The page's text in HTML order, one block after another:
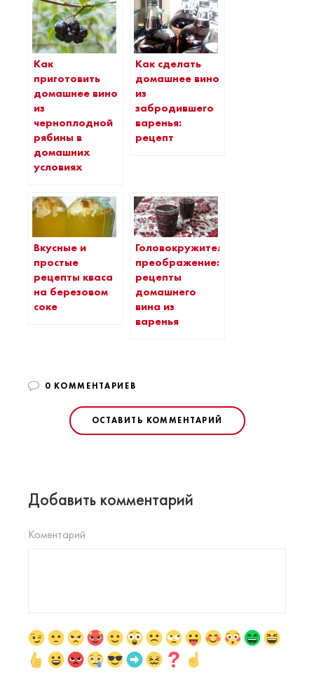
Как
приготовить
домашнее вино
из
черноплодной
рябины в
домашних
условиях
Как сделать
домашнее вино
из
забродившего
варенья:
рецепт
Вкусные и
простые
рецепты кваса
на березовом
соке
Головокружительное
преображение:
рецепты
домашнего
вина из
варенья
0 КОММЕНТАРИЕВ
ОСТАВИТЬ КОММЕНТАРИЙ
Добавить комментарий
Коментарий